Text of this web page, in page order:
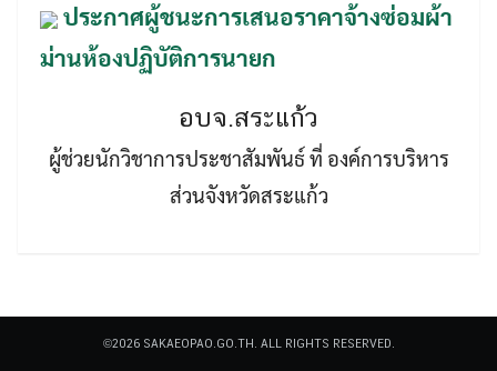
Search
for:
Search
ประกาศผู้ชนะการเสนอราคาจ้างซ่อมผ้า
ม่านห้องปฏิบัติการนายก
อบจ.สระแก้ว
ผู้ช่วยนักวิชาการประชาสัมพันธ์ ที่ องค์การบริหาร
ส่วนจังหวัดสระแก้ว
©2026 SAKAEOPAO.GO.TH. ALL RIGHTS RESERVED.